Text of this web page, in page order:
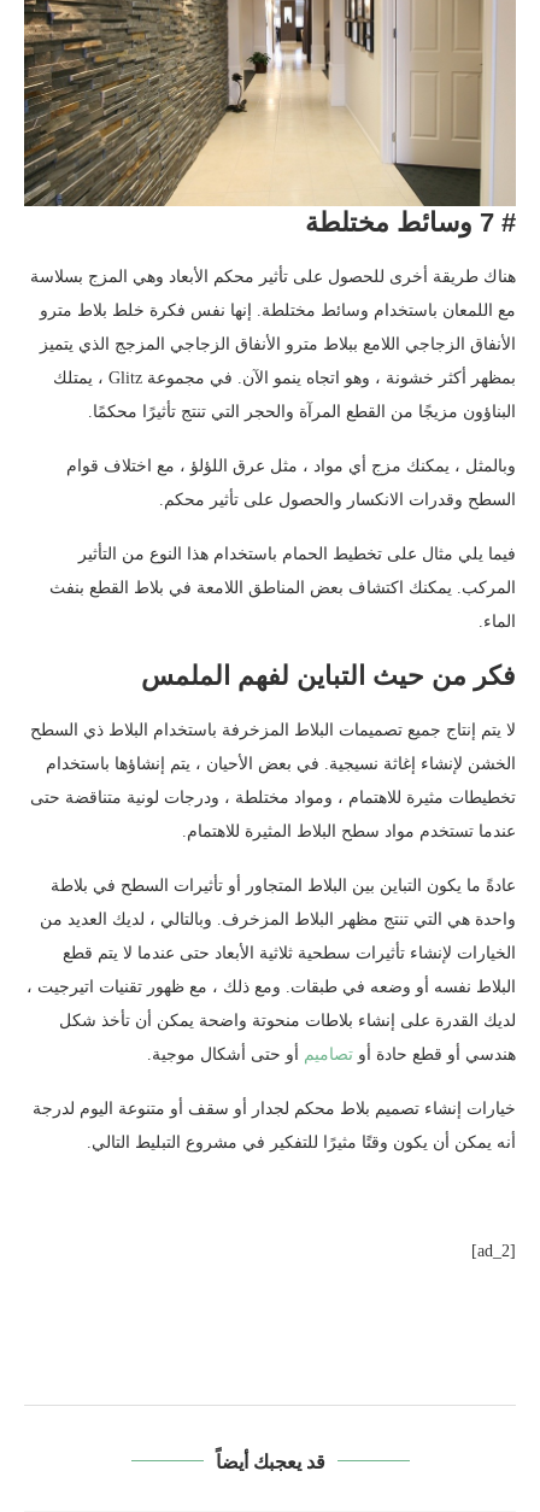
# 7 وسائط مختلطة
هناك طريقة أخرى للحصول على تأثير محكم الأبعاد وهي المزج بسلاسة
مع اللمعان باستخدام وسائط مختلطة. إنها نفس فكرة خلط بلاط مترو
الأنفاق الزجاجي اللامع ببلاط مترو الأنفاق الزجاجي المزجج الذي يتميز
بمظهر أكثر خشونة ، وهو اتجاه ينمو الآن. في مجموعة Glitz ، يمتلك
البناؤون مزيجًا من القطع المرآة والحجر التي تنتج تأثيرًا محكمًا.
وبالمثل ، يمكنك مزج أي مواد ، مثل عرق اللؤلؤ ، مع اختلاف قوام
السطح وقدرات الانكسار والحصول على تأثير محكم.
فيما يلي مثال على تخطيط الحمام باستخدام هذا النوع من التأثير
المركب. يمكنك اكتشاف بعض المناطق اللامعة في بلاط القطع بنفث
الماء.
فكر من حيث التباين لفهم الملمس
لا يتم إنتاج جميع تصميمات البلاط المزخرفة باستخدام البلاط ذي السطح
الخشن لإنشاء إغاثة نسيجية. في بعض الأحيان ، يتم إنشاؤها باستخدام
تخطيطات مثيرة للاهتمام ، ومواد مختلطة ، ودرجات لونية متناقضة حتى
عندما تستخدم مواد سطح البلاط المثيرة للاهتمام.
عادةً ما يكون التباين بين البلاط المتجاور أو تأثيرات السطح في بلاطة
واحدة هي التي تنتج مظهر البلاط المزخرف. وبالتالي ، لديك العديد من
الخيارات لإنشاء تأثيرات سطحية ثلاثية الأبعاد حتى عندما لا يتم قطع
البلاط نفسه أو وضعه في طبقات. ومع ذلك ، مع ظهور تقنيات اتيرجيت ،
لديك القدرة على إنشاء بلاطات منحوتة واضحة يمكن أن تأخذ شكل
هندسي أو قطع حادة أو تصاميم أو حتى أشكال موجية.
خيارات إنشاء تصميم بلاط محكم لجدار أو سقف أو متنوعة اليوم لدرجة
أنه يمكن أن يكون وقتًا مثيرًا للتفكير في مشروع التبليط التالي.
[ad_2]
قد يعجبك أيضاً